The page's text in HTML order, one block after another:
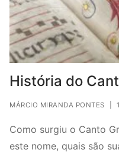
História do
MÁRCIO MIRANDA PONTES
Como surgiu o Canto
este nome, quais são